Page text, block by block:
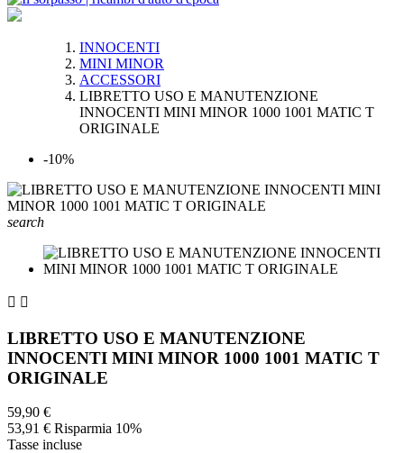
INNOCENTI
MINI MINOR
ACCESSORI
LIBRETTO USO E MANUTENZIONE
INNOCENTI MINI MINOR 1000 1001 MATIC T
ORIGINALE
-10%
search
 
LIBRETTO USO E MANUTENZIONE
INNOCENTI MINI MINOR 1000 1001 MATIC T
ORIGINALE
59,90 €
53,91 € Risparmia 10%
Tasse incluse